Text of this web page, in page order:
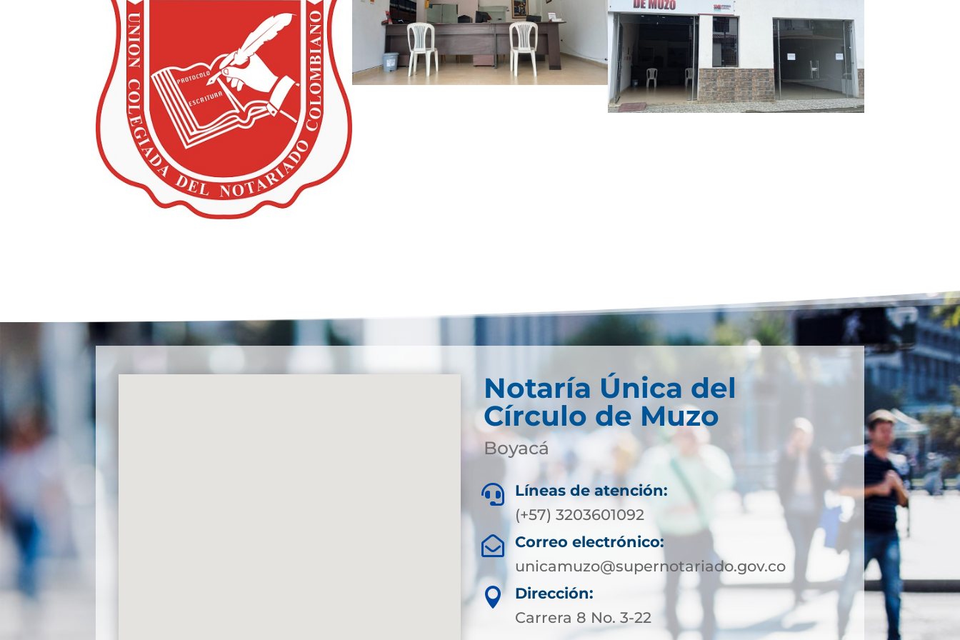
Notaría Única del
Círculo de Muzo
Boyacá

Líneas de atención:
(+57) 3203601092

Correo electrónico:
unicamuzo@supernotariado.gov.co

Dirección:
Carrera 8 No. 3-22